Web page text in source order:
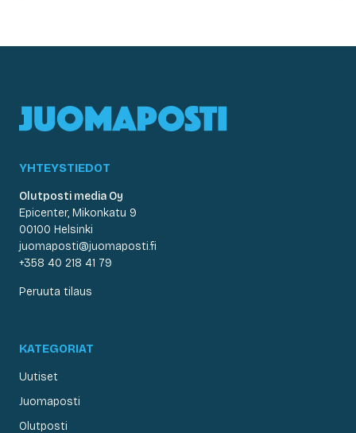
YHTEYSTIEDOT
Olutposti media Oy
Epicenter, Mikonkatu 9
00100 Helsinki
juomaposti@juomaposti.fi
+358 40 218 41 79
Peruuta tilaus
KATEGORIAT
Uutiset
Juomaposti
Olutposti